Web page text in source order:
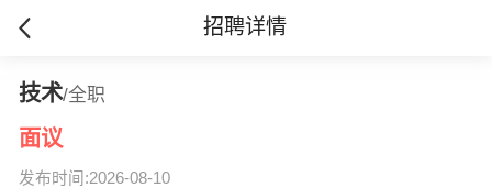
招聘详情
技术/全职
面议
发布时间:2026-08-10